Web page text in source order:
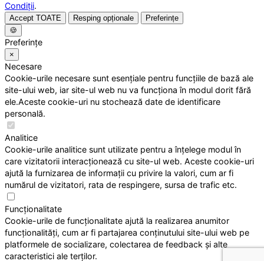
Condiții.
Accept TOATE Resping opționale
Preferințe
🍪
Preferințe
×
Necesare
Cookie-urile necesare sunt esențiale pentru funcțiile de bază ale
site-ului web, iar site-ul web nu va funcționa în modul dorit fără
ele.Aceste cookie-uri nu stochează date de identificare
personală.
Analitice
Cookie-urile analitice sunt utilizate pentru a înțelege modul în
care vizitatorii interacționează cu site-ul web. Aceste cookie-uri
ajută la furnizarea de informații cu privire la valori, cum ar fi
numărul de vizitatori, rata de respingere, sursa de trafic etc.
Funcționalitate
Cookie-urile de funcționalitate ajută la realizarea anumitor
funcționalități, cum ar fi partajarea conținutului site-ului web pe
platformele de socializare, colectarea de feedback și alte
caracteristici ale terților.